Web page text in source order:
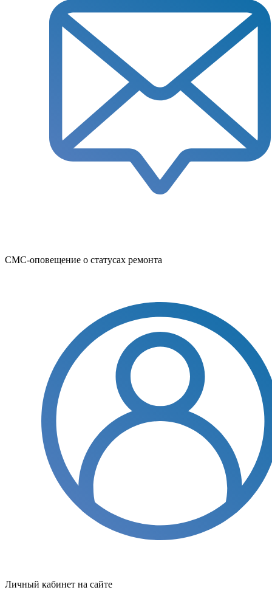
СМС-оповещение о статусах ремонта
Личный кабинет на сайте